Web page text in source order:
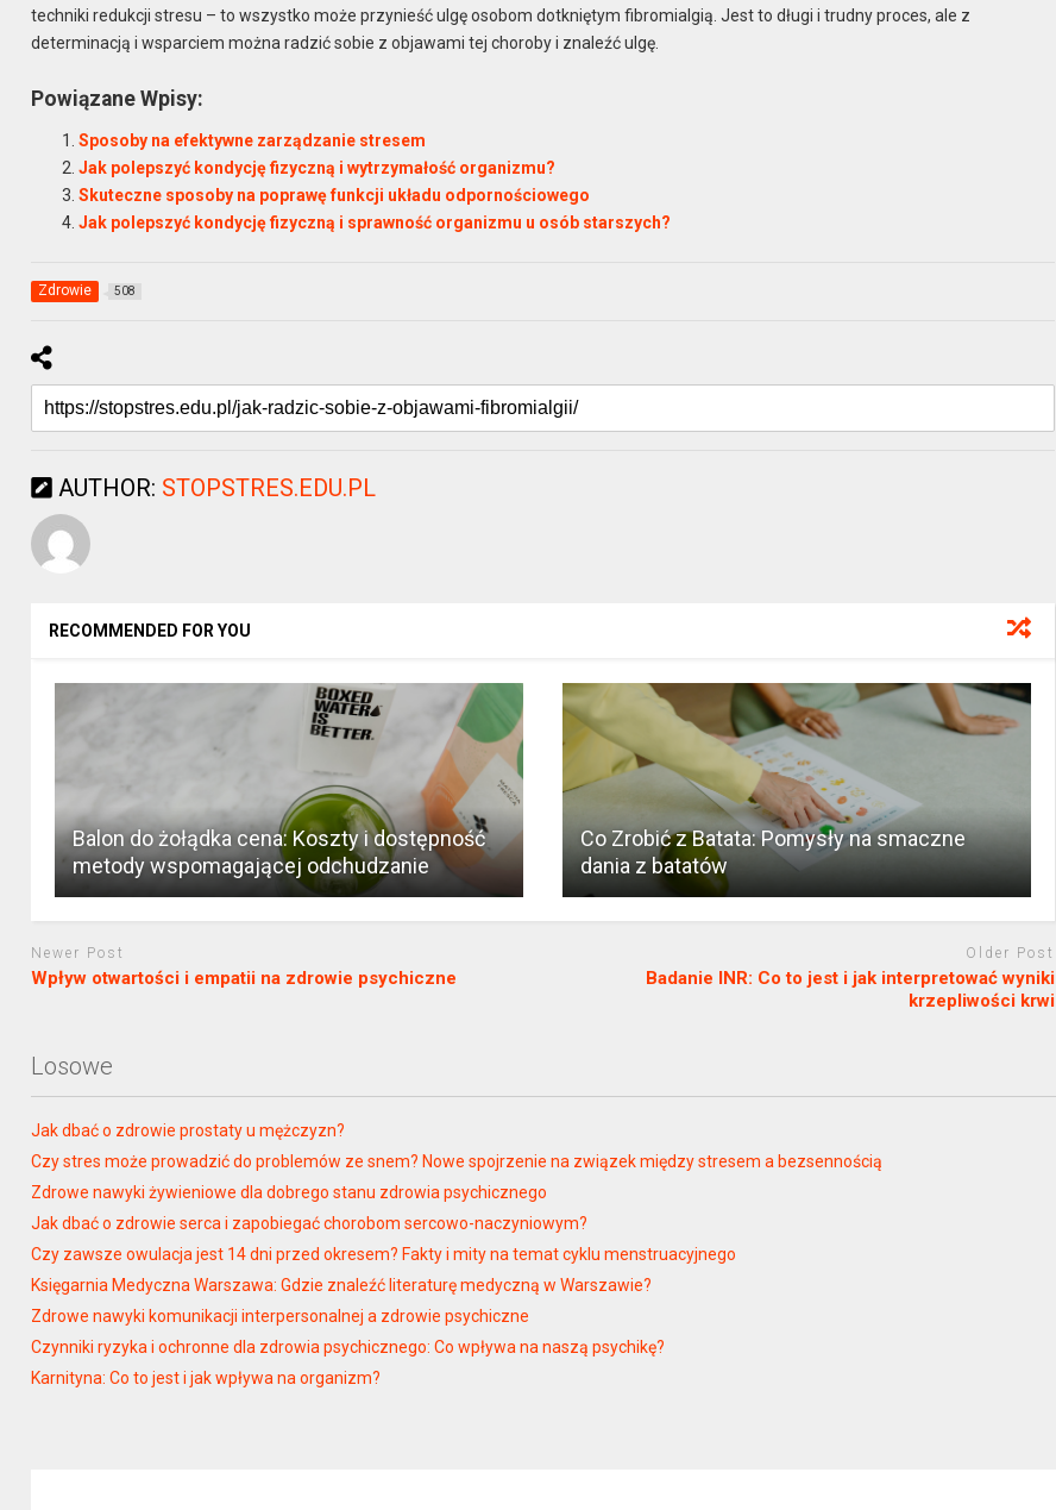
techniki redukcji stresu – to wszystko może przynieść ulgę osobom dotkniętym fibromialgią. Jest to długi i trudny proces, ale z
determinacją i wsparciem można radzić sobie z objawami tej choroby i znaleźć ulgę.
Powiązane Wpisy:
Sposoby na efektywne zarządzanie stresem
Jak polepszyć kondycję fizyczną i wytrzymałość organizmu?
Skuteczne sposoby na poprawę funkcji układu odpornościowego
Jak polepszyć kondycję fizyczną i sprawność organizmu u osób starszych?
Zdrowie 508
AUTHOR: STOPSTRES.EDU.PL
RECOMMENDED FOR YOU
Balon do żołądka cena: Koszty i dostępność
metody wspomagającej odchudzanie
Co Zrobić z Batata: Pomysły na smaczne
dania z batatów
Newer Post
Wpływ otwartości i empatii na zdrowie psychiczne
Older Post
Badanie INR: Co to jest i jak interpretować wyniki
krzepliwości krwi
Losowe
Jak dbać o zdrowie prostaty u mężczyzn?
Czy stres może prowadzić do problemów ze snem? Nowe spojrzenie na związek między stresem a bezsennością
Zdrowe nawyki żywieniowe dla dobrego stanu zdrowia psychicznego
Jak dbać o zdrowie serca i zapobiegać chorobom sercowo-naczyniowym?
Czy zawsze owulacja jest 14 dni przed okresem? Fakty i mity na temat cyklu menstruacyjnego
Księgarnia Medyczna Warszawa: Gdzie znaleźć literaturę medyczną w Warszawie?
Zdrowe nawyki komunikacji interpersonalnej a zdrowie psychiczne
Czynniki ryzyka i ochronne dla zdrowia psychicznego: Co wpływa na naszą psychikę?
Karnityna: Co to jest i jak wpływa na organizm?